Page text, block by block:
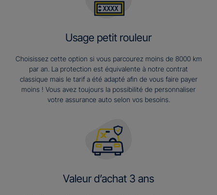
Usage petit rouleur
Choisissez cette option si vous parcourez moins de 8000 km
par an. La protection est équivalente à notre contrat
classique mais le tarif a été adapté afin de vous faire payer
moins ! Vous avez toujours la possibilité de personnaliser
votre assurance auto selon vos besoins.
Valeur d’achat 3 ans​